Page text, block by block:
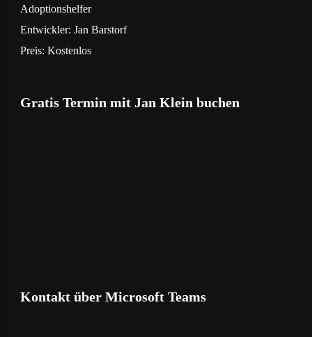
‎Adoptionshelfer
Entwickler: Jan Barstorf
Preis: Kostenlos
Gratis Termin mit Jan Klein buchen
Kontakt über Microsoft Teams